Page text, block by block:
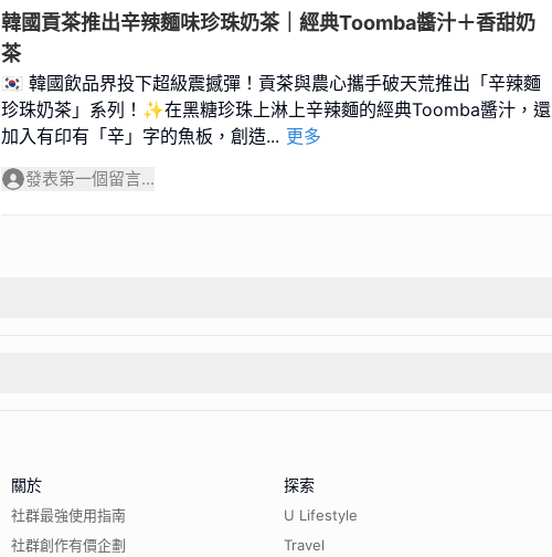
韓國貢茶推出辛辣麵味珍珠奶茶｜經典Toomba醬汁＋香甜奶
茶
🇰🇷 韓國飲品界投下超級震撼彈！貢茶與農心攜手破天荒推出「辛辣麵
珍珠奶茶」系列！✨在黑糖珍珠上淋上辛辣麵的經典Toomba醬汁，還
加入有印有「辛」字的魚板，創造... 更多
發表第一個留言...
關於
社群最強使用指南
社群創作有價企劃
探索
U Lifestyle
Travel